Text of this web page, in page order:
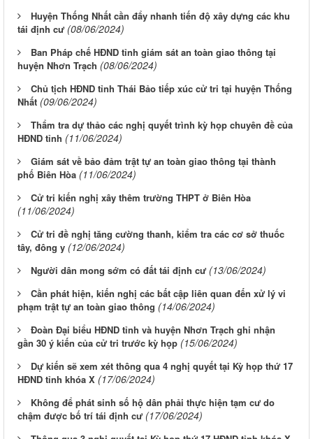
Huyện Thống Nhất cần đẩy nhanh tiến độ xây dựng các khu
tái định cư (08/06/2024)
Ban Pháp chế HĐND tỉnh giám sát an toàn giao thông tại
huyện Nhơn Trạch (08/06/2024)
Chủ tịch HĐND tỉnh Thái Bảo tiếp xúc cử tri tại huyện Thống
Nhất (09/06/2024)
Thẩm tra dự thảo các nghị quyết trình kỳ họp chuyên đề của
HĐND tỉnh (11/06/2024)
Giám sát về bảo đảm trật tự an toàn giao thông tại thành
phố Biên Hòa (11/06/2024)
Cử tri kiến nghị xây thêm trường THPT ở Biên Hòa
(11/06/2024)
Cử tri đề nghị tăng cường thanh, kiểm tra các cơ sở thuốc
tây, đông y (12/06/2024)
Người dân mong sớm có đất tái định cư (13/06/2024)
Cần phát hiện, kiến nghị các bất cập liên quan đến xử lý vi
phạm trật tự an toàn giao thông (14/06/2024)
Đoàn Đại biểu HĐND tỉnh và huyện Nhơn Trạch ghi nhận
gần 30 ý kiến của cử tri trước kỳ họp (15/06/2024)
Dự kiến sẽ xem xét thông qua 4 nghị quyết tại Kỳ họp thứ 17
HĐND tỉnh khóa X (17/06/2024)
Không để phát sinh số hộ dân phải thực hiện tạm cư do
chậm được bố trí tái định cư (17/06/2024)